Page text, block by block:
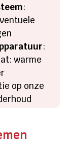
:
:
warme
op onze